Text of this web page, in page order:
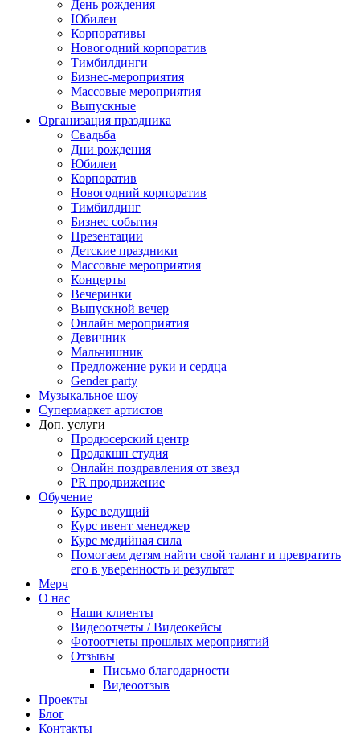
День рождения
Юбилеи
Корпоративы
Новогодний корпоратив
Тимбилдинги
Бизнес-мероприятия
Массовые мероприятия
Выпускные
Организация праздника
Свадьба
Дни рождения
Юбилеи
Корпоратив
Новогодний корпоратив
Тимбилдинг
Бизнес события
Презентации
Детские праздники
Массовые мероприятия
Концерты
Вечеринки
Выпускной вечер
Онлайн мероприятия
Девичник
Мальчишник
Предложение руки и сердца
Gender party
Музыкальное шоу
Супермаркет артистов
Доп. услуги
Продюсерский центр
Продакшн студия
Онлайн поздравления от звезд
PR продвижение
Обучение
Курс ведущий
Курс ивент менеджер
Курс медийная сила
Помогаем детям найти свой талант и превратить
его в уверенность и результат
Мерч
О нас
Наши клиенты
Видеоотчеты / Видеокейсы
Фотоотчеты прошлых мероприятий
Отзывы
Письмо благодарности
Видеоотзыв
Проекты
Блог
Контакты